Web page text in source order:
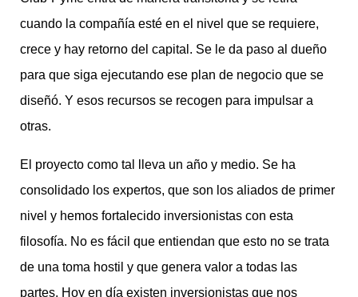
cuando la compañía esté en el nivel que se requiere,
crece y hay retorno del capital. Se le da paso al dueño
para que siga ejecutando ese plan de negocio que se
diseñó. Y esos recursos se recogen para impulsar a
otras.
El proyecto como tal lleva un año y medio. Se ha
consolidado los expertos, que son los aliados de primer
nivel y hemos fortalecido inversionistas con esta
filosofía. No es fácil que entiendan que esto no se trata
de una toma hostil y que genera valor a todas las
partes. Hoy en día existen inversionistas que nos